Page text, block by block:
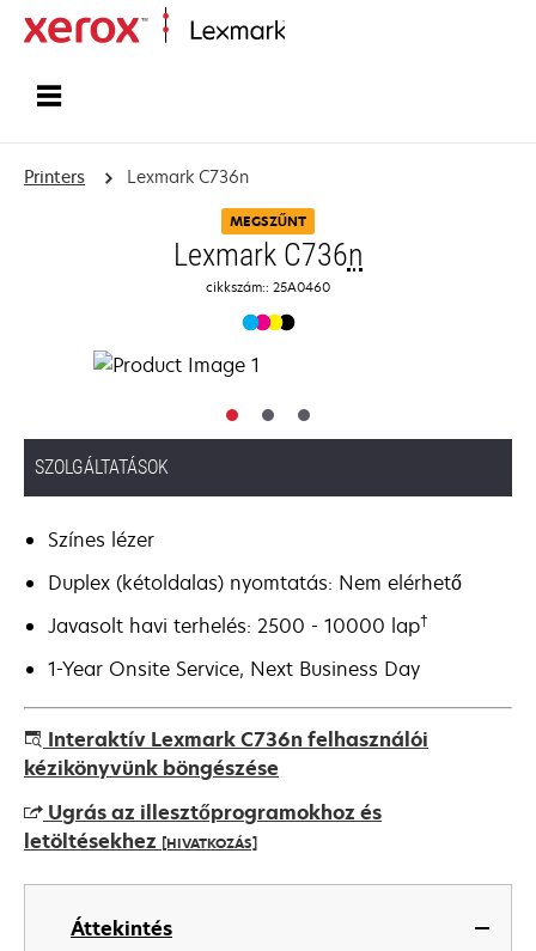
Printers Lexmark C736n
MEGSZŰNT
Lexmark C736n
cikkszám:: 25A0460
SZOLGÁLTATÁSOK
Színes lézer
Duplex (kétoldalas) nyomtatás: Nem elérhető
Javasolt havi terhelés: 2500 - 10000 lap†
1-Year Onsite Service, Next Business Day
Interaktív Lexmark C736n felhasználói
kézikönyvünk böngészése
Ugrás az illesztőprogramokhoz és
letöltésekhez [HIVATKOZÁS]
opens
Áttekintés